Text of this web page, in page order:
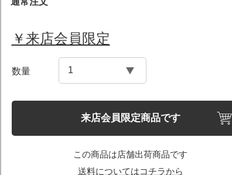
￥来店会員限定
数量
来店会員限定商品です
この商品は店舗出荷商品です
送料についてはコチラから